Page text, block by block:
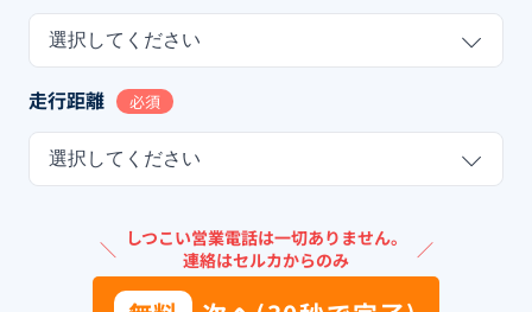
選択してください
走行距離 必須
選択してください
＼ しつこい営業電話は一切ありません。
連絡はセルカからのみ
／